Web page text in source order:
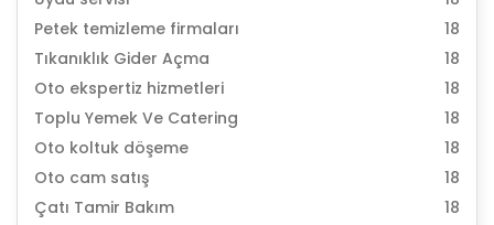
Petek temizleme firmaları
18
Tıkanıklık Gider Açma
18
Oto ekspertiz hizmetleri
18
Toplu Yemek Ve Catering
18
Oto koltuk döşeme
18
Oto cam satış
18
Çatı Tamir Bakım
18